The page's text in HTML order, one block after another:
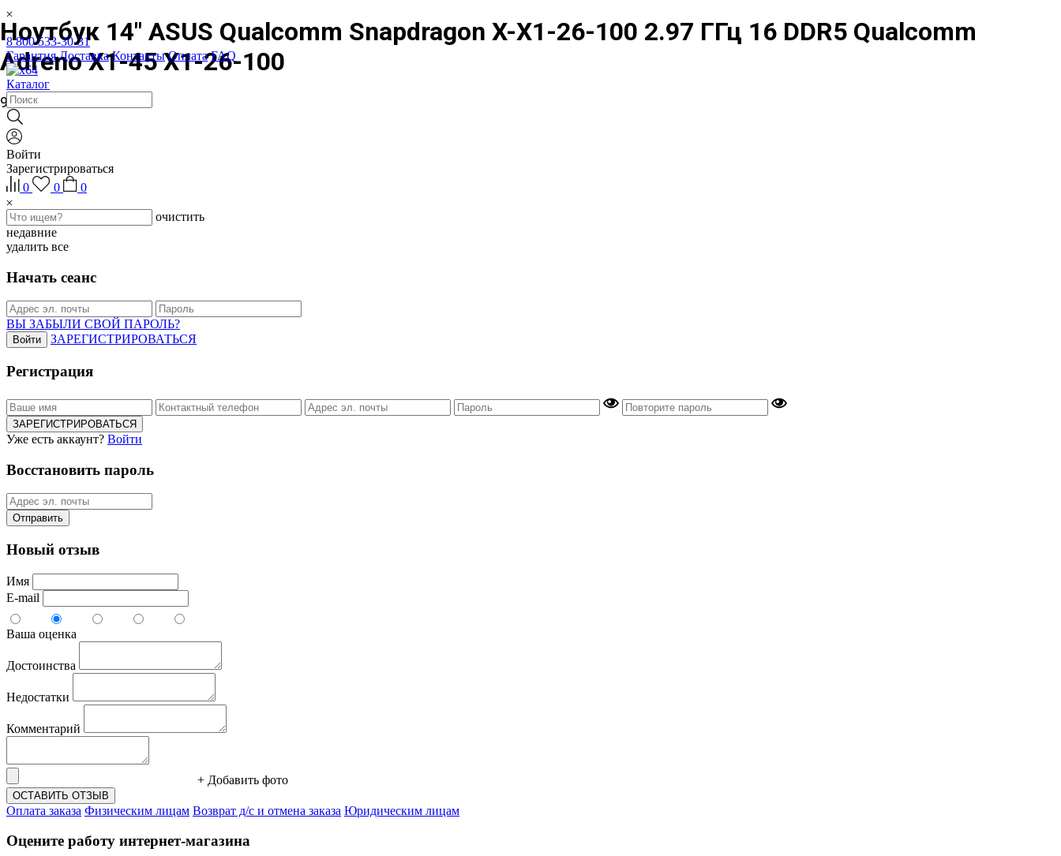
8 800 533-30-31
Гарантия Доставка Контакты Оплата FAQ
Каталог
Войти
Зарегистрироваться
0
0 0
очистить
недавние
удалить все
Начать сеанс
ВЫ ЗАБЫЛИ СВОЙ ПАРОЛЬ?
Войти ЗАРЕГИСТРИРОВАТЬСЯ
Регистрация
ЗАРЕГИСТРИРОВАТЬСЯ
Уже есть аккаунт? Войти
Восстановить пароль
Отправить
Новый отзыв
Имя
E-mail
Ваша оценка
Достоинства
Недостатки
Комментарий
+ Добавить фото
ОСТАВИТЬ ОТЗЫВ
Оплата заказа Физическим лицам Возврат д/с и отмена заказа Юридическим лицам
Оцените работу интернет-магазина
Ноутбук 14" ASUS Qualcomm Snapdragon X-X1-26-100 2.97 ГГц 16 DDR5 Qualcomm
Adreno X1-45 X1-26-100
96 052 ₽